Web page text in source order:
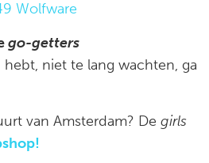
Wolfware
go-getters
hebt, niet te lang wachten, ga
van Amsterdam? De girls